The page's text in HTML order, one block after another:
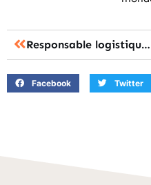
Responsable logistique et transport : les missions et formations à connaître
Facebook Twitter